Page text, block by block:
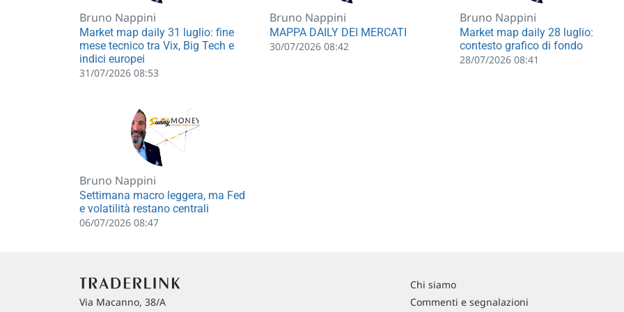
Bruno Nappini
Market map daily 31 luglio: fine
mese tecnico tra Vix, Big Tech e
indici europei
31/07/2026 08:53
Bruno Nappini
MAPPA DAILY DEI MERCATI
30/07/2026 08:42
Bruno Nappini
Market map daily 28 luglio:
contesto grafico di fondo
28/07/2026 08:41
Bruno Nappini
Settimana macro leggera, ma Fed
e volatilità restano centrali
06/07/2026 08:47
Via Macanno, 38/A
Chi siamo
Commenti e segnalazioni